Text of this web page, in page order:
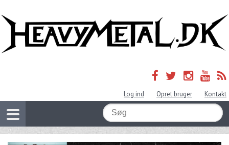
Log ind Opret bruger Kontakt